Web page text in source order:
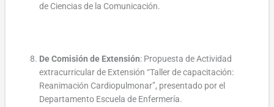
de Ciencias de la Comunicación.
De Comisión de Extensión: Propuesta de Actividad
extracurricular de Extensión “Taller de capacitación:
Reanimación Cardiopulmonar”, presentado por el
Departamento Escuela de Enfermería.